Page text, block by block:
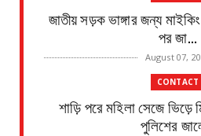
জাতীয় সড়ক ভাঙ্গার জন্য
পর জা...
August 07,
CONTACT
শাড়ি পরে মহিলা সেজে ভিড়ে
পুলিশের